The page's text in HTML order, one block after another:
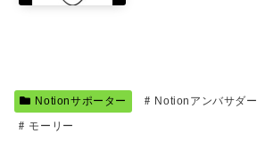
Notionサポーター Notionアンバサダー
モーリー